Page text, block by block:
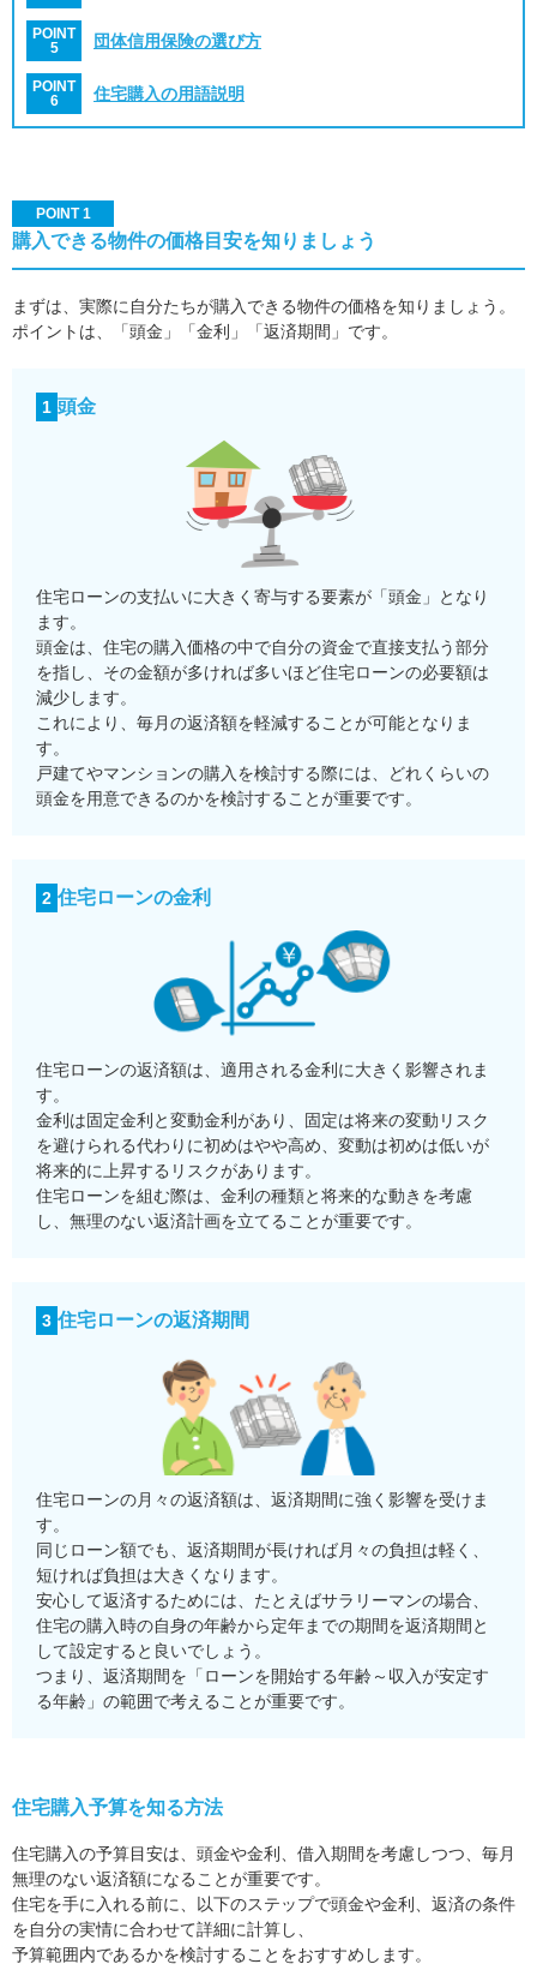
POINT
5
団体信用保険の選び方
POINT
6
住宅購入の用語説明
POINT 1
購入できる物件の価格目安を知りましょう
まずは、実際に自分たちが購入できる物件の価格を知りましょう。
ポイントは、「頭金」「金利」「返済期間」です。
1 頭金
住宅ローンの支払いに大きく寄与する要素が「頭金」となり
ます。
頭金は、住宅の購入価格の中で自分の資金で直接支払う部分
を指し、その金額が多ければ多いほど住宅ローンの必要額は
減少します。
これにより、毎月の返済額を軽減することが可能となりま
す。
戸建てやマンションの購入を検討する際には、どれくらいの
頭金を用意できるのかを検討することが重要です。
2 住宅ローンの金利
住宅ローンの返済額は、適用される金利に大きく影響されま
す。
金利は固定金利と変動金利があり、固定は将来の変動リスク
を避けられる代わりに初めはやや高め、変動は初めは低いが
将来的に上昇するリスクがあります。
住宅ローンを組む際は、金利の種類と将来的な動きを考慮
し、無理のない返済計画を立てることが重要です。
3 住宅ローンの返済期間
住宅ローンの月々の返済額は、返済期間に強く影響を受けま
す。
同じローン額でも、返済期間が長ければ月々の負担は軽く、
短ければ負担は大きくなります。
安心して返済するためには、たとえばサラリーマンの場合、
住宅の購入時の自身の年齢から定年までの期間を返済期間と
して設定すると良いでしょう。
つまり、返済期間を「ローンを開始する年齢～収入が安定す
る年齢」の範囲で考えることが重要です。
住宅購入予算を知る方法
住宅購入の予算目安は、頭金や金利、借入期間を考慮しつつ、毎月
無理のない返済額になることが重要です。
住宅を手に入れる前に、以下のステップで頭金や金利、返済の条件
を自分の実情に合わせて詳細に計算し、
予算範囲内であるかを検討することをおすすめします。